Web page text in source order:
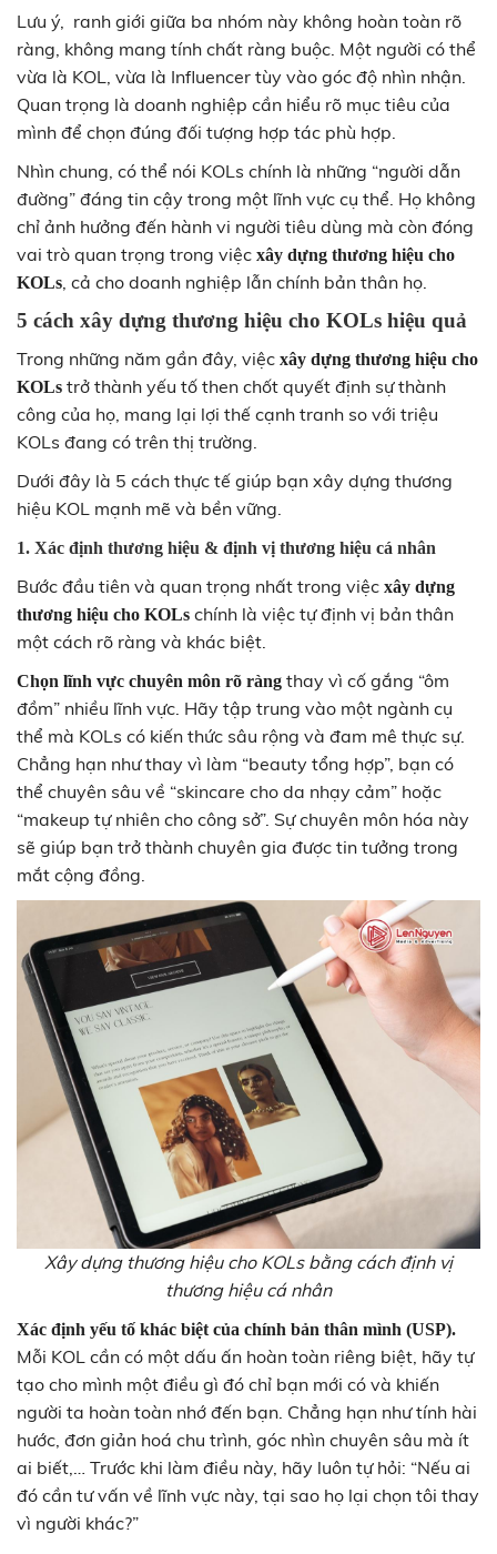
Lưu ý, ranh giới giữa ba nhóm này không hoàn toàn rõ
ràng, không mang tính chất ràng buộc. Một người có thể
vừa là KOL, vừa là Influencer tùy vào góc độ nhìn nhận.
Quan trọng là doanh nghiệp cần hiểu rõ mục tiêu của
mình để chọn đúng đối tượng hợp tác phù hợp.
Nhìn chung, có thể nói KOLs chính là những “người dẫn
đường” đáng tin cậy trong một lĩnh vực cụ thể. Họ không
chỉ ảnh hưởng đến hành vi người tiêu dùng mà còn đóng
vai trò quan trọng trong việc xây dựng thương hiệu cho
KOLs, cả cho doanh nghiệp lẫn chính bản thân họ.
5 cách xây dựng thương hiệu cho KOLs hiệu quả
Trong những năm gần đây, việc xây dựng thương hiệu cho
KOLs trở thành yếu tố then chốt quyết định sự thành
công của họ, mang lại lợi thế cạnh tranh so với triệu
KOLs đang có trên thị trường.
Dưới đây là 5 cách thực tế giúp bạn xây dựng thương
hiệu KOL mạnh mẽ và bền vững.
1. Xác định thương hiệu & định vị thương hiệu cá nhân
Bước đầu tiên và quan trọng nhất trong việc xây dựng
thương hiệu cho KOLs chính là việc tự định vị bản thân
một cách rõ ràng và khác biệt.
Chọn lĩnh vực chuyên môn rõ ràng thay vì cố gắng “ôm
đồm” nhiều lĩnh vực. Hãy tập trung vào một ngành cụ
thể mà KOLs có kiến thức sâu rộng và đam mê thực sự.
Chẳng hạn như thay vì làm “beauty tổng hợp”, bạn có
thể chuyên sâu về “skincare cho da nhạy cảm” hoặc
“makeup tự nhiên cho công sở”. Sự chuyên môn hóa này
sẽ giúp bạn trở thành chuyên gia được tin tưởng trong
mắt cộng đồng.
Xây dựng thương hiệu cho KOLs bằng cách định vị
thương hiệu cá nhân
Xác định yếu tố khác biệt của chính bản thân mình (USP).
Mỗi KOL cần có một dấu ấn hoàn toàn riêng biệt, hãy tự
tạo cho mình một điều gì đó chỉ bạn mới có và khiến
người ta hoàn toàn nhớ đến bạn. Chẳng hạn như tính hài
hước, đơn giản hoá chu trình, góc nhìn chuyên sâu mà ít
ai biết,… Trước khi làm điều này, hãy luôn tự hỏi: “Nếu ai
đó cần tư vấn về lĩnh vực này, tại sao họ lại chọn tôi thay
vì người khác?”